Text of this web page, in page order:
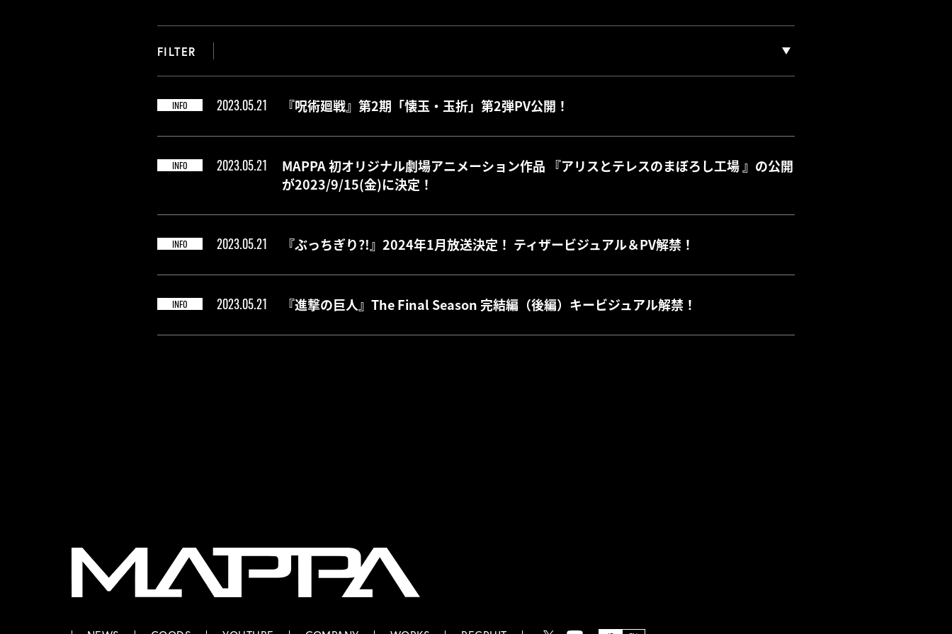
FILTER
INFO 2023.05.21 『呪術廻戦』第2期「懐玉・玉折」第2弾PV公開！
INFO 2023.05.21
MAPPA 初オリジナル劇場アニメーション作品 『アリスとテレスのまぼろし工場 』の公開
が2023/9/15(金)に決定！
INFO 2023.05.21 『ぶっちぎり?!』2024年1月放送決定！ ティザービジュアル＆PV解禁！
INFO 2023.05.21 『進撃の巨人』The Final Season 完結編（後編）キービジュアル解禁！
MAPPA